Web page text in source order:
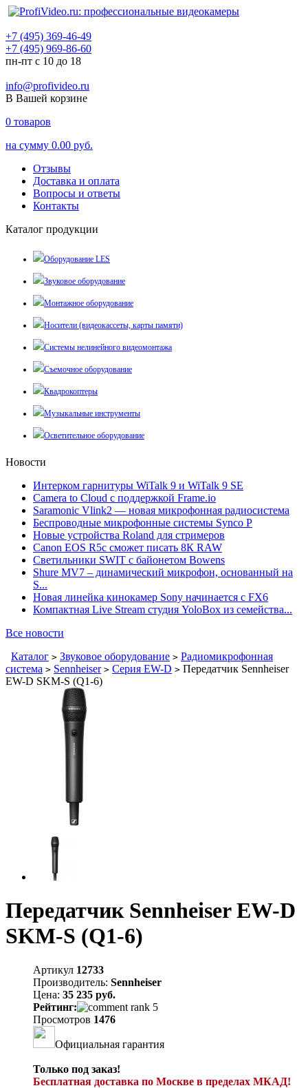
+7 (495) 369-46-49
+7 (495) 969-86-60
пн-пт с 10 до 18
info@profivideo.ru
В Вашей корзине
0 товаров
на сумму 0.00 руб.
Отзывы
Доставка и оплата
Вопросы и ответы
Контакты
Каталог продукции
Оборудование LES
Звуковое оборудование
Монтажное оборудование
Носители (видеокассеты, карты памяти)
Системы нелинейного видеомонтажа
Съемочное оборудование
Квадрокоптеры
Музыкальные инструменты
Осветительное оборудование
Новости
Интерком гарнитуры WiTalk 9 и WiTalk 9 SE
Camera to Cloud с поддержкой Frame.io
Saramonic Vlink2 — новая микрофонная радиосистема
Беспроводные микрофонные системы Synco P
Новые устройства Roland для стримеров
Canon EOS R5c сможет писать 8К RAW
Светильники SWIT с байонетом Bowens
Shure MV7 – динамический микрофон, основанный на
S...
Новая линейка кинокамер Sony начинается с FX6
Компактная Live Stream студия YoloBox из семейства...
Все новости
Каталог > Звуковое оборудование > Радиомикрофонная
система > Sennheiser > Серия EW-D > Передатчик Sennheiser
EW-D SKM-S (Q1-6)
Передатчик Sennheiser EW-D
SKM-S (Q1-6)
Артикул 12733
Производитель: Sennheiser
Цена: 35 235 руб.
Рейтинг:
Просмотров 1476
Официальная гарантия
Только под заказ!
Бесплатная доставка по Москве в пределах МКАД!